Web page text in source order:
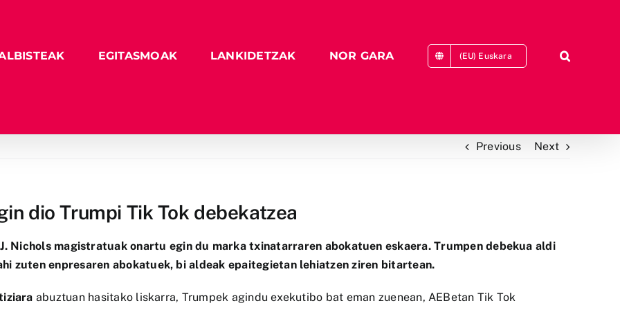
EGITASMOAK LANKIDETZAK NOR GARA (EU) Euskara
Previous Next
dio Trumpi Tik Tok debekatzea
Nichols magistratuak onartu egin du marka txinatarraren abokatuen eskaera. Trumpen debekua aldi
zuten enpresaren abokatuek, bi aldeak epaitegietan lehiatzen ziren bitartean.
abuztuan hasitako liskarra, Trumpek agindu exekutibo bat eman zuenean, AEBetan Tik Tok